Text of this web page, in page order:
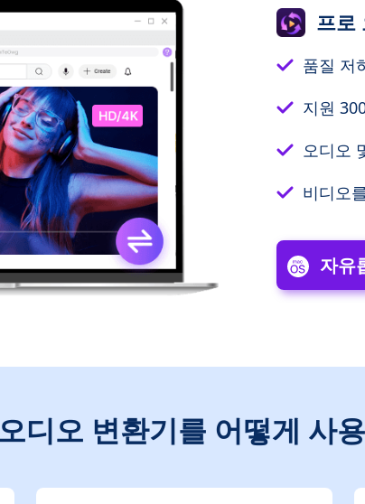
프로
품질 저
지원
오디오
비디오
자유
디오 변환기를 어떻게 사